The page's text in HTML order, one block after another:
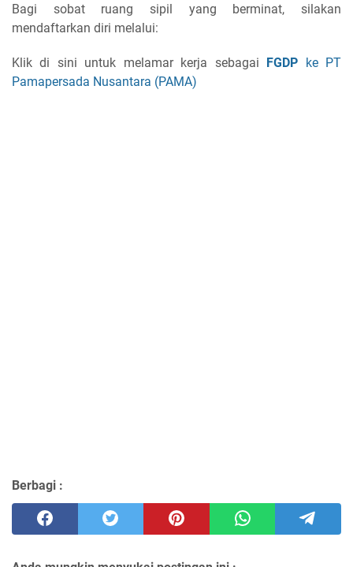
Bagi sobat ruang sipil yang berminat, silakan
mendaftarkan diri melalui:
Klik di sini untuk melamar kerja sebagai FGDP ke PT
Pamapersada Nusantara (PAMA)
Berbagi :